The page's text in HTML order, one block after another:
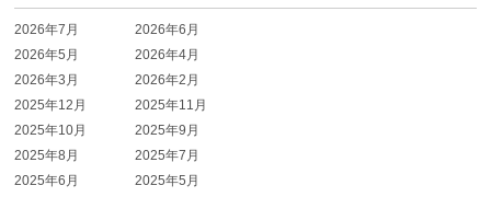
2026年7月
2026年6月
2026年5月
2026年4月
2026年3月
2026年2月
2025年12月
2025年11月
2025年10月
2025年9月
2025年8月
2025年7月
2025年6月
2025年5月